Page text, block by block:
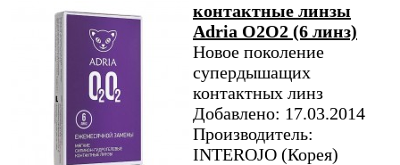
контактные линзы
Adria O2O2 (6 линз)
Новое поколение
супердышащих
контактных линз
Добавлено: 17.03.2014
Производитель:
INTEROJO (Корея)